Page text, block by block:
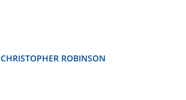
CHRISTOPHER ROBINSON